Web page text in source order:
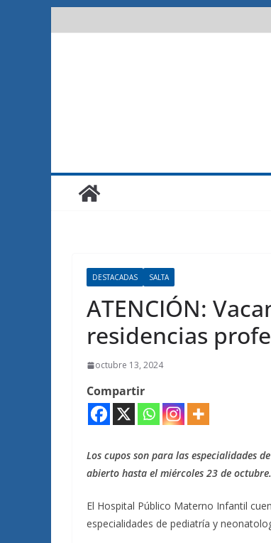
al
DESTACADAS SALTA
ATENCIÓN:
residencias
octubre 13, 2024
Compartir
Los cupos son para las especialidades
abierto hasta el miércoles 23 de octubre.
El Hospital Público Materno Infantil
especialidades de pediatría y